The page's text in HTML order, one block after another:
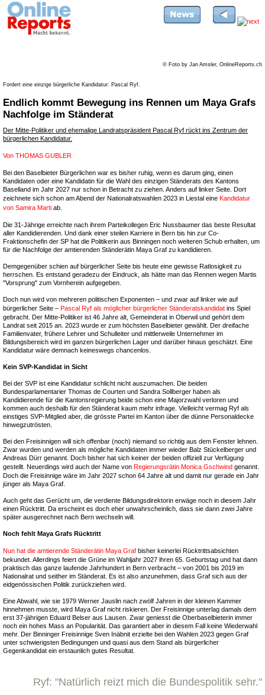
© Foto by Jan Amsler, OnlineReports.ch
Fordert eine einzige bürgerliche Kandidatur: Pascal Ryf.
Endlich kommt Bewegung ins Rennen um Maya Grafs
Nachfolge im Ständerat
Der Mitte-Politiker und ehemalige Landratspräsident Pascal Ryf rückt ins Zentrum der
bürgerlichen Kandidatur.
Von THOMAS GUBLER
Bei den Baselbieter Bürgerlichen war es bisher ruhig, wenn es darum ging, einen
Kandidaten oder eine Kandidatin für die Wahl des einzigen Ständerats des Kantons
Baselland im Jahr 2027 nur schon in Betracht zu ziehen. Anders auf linker Seite. Dort
zeichnete sich schon am Abend der Nationalratswahlen 2023 in Liestal eine Kandidatur
von Samira Marti ab.
Die 31-Jährige erreichte nach ihrem Parteikollegen Eric Nussbaumer das beste Resultat
aller Kandidierenden. Und dank einer steilen Karriere in Bern bis hin zur Co-
Fraktionschefin der SP hat die Politikerin aus Binningen noch weiteren Schub erhalten, um
für die Nachfolge der amtierenden Ständerätin Maya Graf zu kandidieren.
Demgegenüber schien auf bürgerlicher Seite bis heute eine gewisse Ratlosigkeit zu
herrschen. Es entstand geradezu der Eindruck, als hätte man das Rennen wegen Martis
"Vorsprung" zum Vornherein aufgegeben.
Doch nun wird von mehreren politischen Exponenten – und zwar auf linker wie auf
bürgerlicher Seite – Pascal Ryf als möglicher bürgerlicher Ständeratskandidat ins Spiel
gebracht. Der Mitte-Politiker ist 46 Jahre alt, Gemeinderat in Oberwil und gehört dem
Landrat seit 2015 an. 2023 wurde er zum höchsten Baselbieter gewählt. Der dreifache
Familienvater, frühere Lehrer und Schulleiter und mittlerweile Unternehmer im
Bildungsbereich wird im ganzen bürgerlichen Lager und darüber hinaus geschätzt. Eine
Kandidatur wäre demnach keineswegs chancenlos.
Kein SVP-Kandidat in Sicht
Bei der SVP ist eine Kandidatur schlicht nicht auszumachen. Die beiden
Bundesparlamentarier Thomas de Courten und Sandra Sollberger haben als
Kandidierende für die Kantonsregierung beide schon eine Majorzwahl verloren und
kommen auch deshalb für den Ständerat kaum mehr infrage. Vielleicht vermag Ryf als
einstiges SVP-Mitglied aber, die grösste Partei im Kanton über die dünne Personaldecke
hinwegzutrösten.
Bei den Freisinnigen will sich offenbar (noch) niemand so richtig aus dem Fenster lehnen.
Zwar wurden und werden als mögliche Kandidaten immer wieder Balz Stückelberger und
Andreas Dürr genannt. Doch bisher hat sich keiner der beiden offiziell zur Verfügung
gestellt. Neuerdings wird auch der Name von Regierungsrätin Monica Gschwind genannt.
Doch die Freisinnige wäre im Jahr 2027 schon 64 Jahre alt und damit nur gerade ein Jahr
jünger als Maya Graf.
Auch geht das Gerücht um, die verdiente Bildungsdirektorin erwäge noch in diesem Jahr
einen Rücktritt. Da erscheint es doch eher unwahrscheinlich, dass sie dann zwei Jahre
später ausgerechnet nach Bern wechseln will.
Noch fehlt Maya Grafs Rücktritt
Nun hat die amtierende Ständerätin Maya Graf bisher keinerlei Rücktrittsabsichten
bekundet. Allerdings feiert die Grüne im Wahljahr 2027 ihren 65. Geburtstag und hat dann
praktisch das ganze laufende Jahrhundert in Bern verbracht – von 2001 bis 2019 im
Nationalrat und seither im Ständerat. Es ist also anzunehmen, dass Graf sich aus der
eidgenössischen Politik zurückziehen wird.
Eine Abwahl, wie sie 1979 Werner Jauslin nach zwölf Jahren in der kleinen Kammer
hinnehmen musste, wird Maya Graf nicht riskieren. Der Freisinnige unterlag damals dem
erst 37-jährigen Eduard Belser aus Lausen. Zwar geniesst die Oberbaselbieterin immer
noch ein hohes Mass an Popularität. Das garantiert aber in diesem Fall keine Wiederwahl
mehr. Der Binninger Freisinnige Sven Inäbnit erzielte bei den Wahlen 2023 gegen Graf
unter schwierigsten Bedingungen und quasi aus dem Stand als bürgerlicher
Gegenkandidat ein erstaunlich gutes Resultat.
Ryf: "Natürlich reizt mich die Bundespolitik sehr."